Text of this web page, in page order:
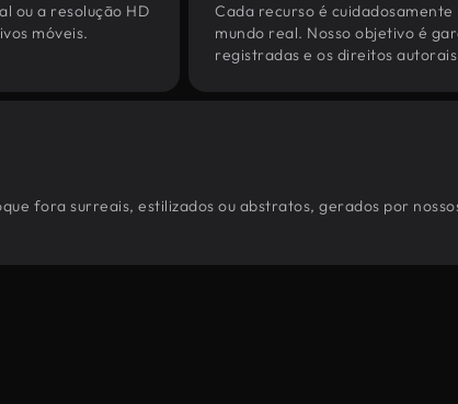
ou a resolução HD
móveis.
Cada recurso é
mundo real. Nosso objetivo é
registradas e os direitos
fora surreais, estilizados ou abstratos, gerados por